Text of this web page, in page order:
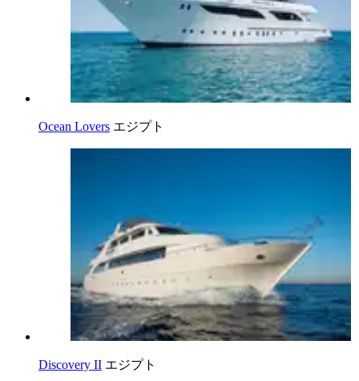
Ocean Lovers エジプト
Discovery II エジプト